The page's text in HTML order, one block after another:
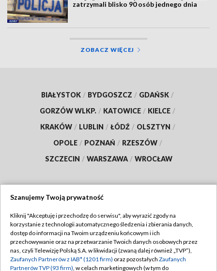
zatrzymali blisko 90 osób jednego dnia
ZOBACZ WIĘCEJ
BIAŁYSTOK / BYDGOSZCZ / GDAŃSK /
GORZÓW WLKP. / KATOWICE / KIELCE /
KRAKÓW / LUBLIN / ŁÓDŹ / OLSZTYN /
OPOLE / POZNAŃ / RZESZÓW /
SZCZECIN / WARSZAWA / WROCŁAW
TVP
Abonament TVP
Emisja w TVP
Regulamin TVP
Polityka prywatności
Szanujemy Twoją prywatność
Kliknij "Akceptuję i przechodzę do serwisu", aby wyrazić zgody na
korzystanie z technologii automatycznego śledzenia i zbierania danych,
dostęp do informacji na Twoim urządzeniu końcowym i ich
przechowywanie oraz na przetwarzanie Twoich danych osobowych przez
nas, czyli Telewizję Polską S.A. w likwidacji (zwaną dalej również „TVP”),
Zaufanych Partnerów z IAB* (1201 firm) oraz pozostałych Zaufanych
Partnerów TVP (93 firm), w celach marketingowych (w tym do